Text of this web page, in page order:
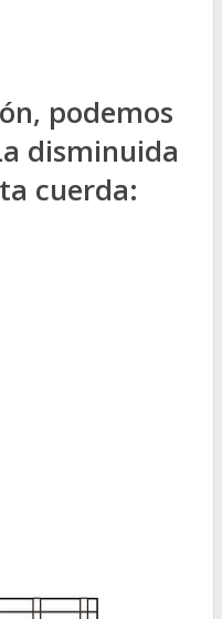
podemos
disminuida
cuerda: